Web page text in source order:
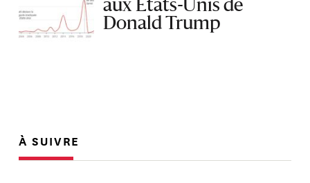
aux États-Unis de
Donald Trump
À SUIVRE